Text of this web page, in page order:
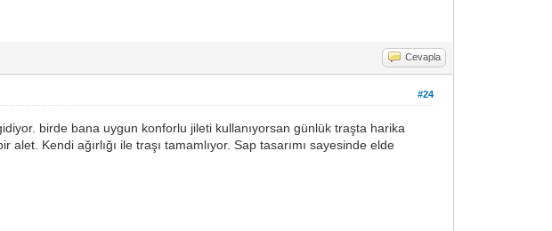
Cevapla
#24
birde bana uygun konforlu jileti kullanıyorsan günlük traşta harika
Kendi ağırlığı ile traşı tamamlıyor. Sap tasarımı sayesinde elde